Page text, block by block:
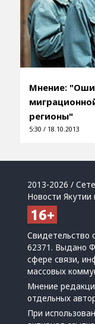
Мнение:
регионы"
5:30 / 18.10.2013
2013-2026 /
Новости Якутии
62371. Выдано
сфере связи,
массовых
Мнение
отдельных
При